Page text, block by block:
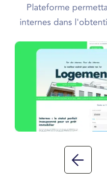
Plateforme
internes dans